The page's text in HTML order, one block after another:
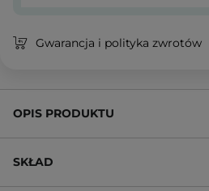
Gwarancja i polityka zwrotów
OPIS PRODUKTU
SKŁAD